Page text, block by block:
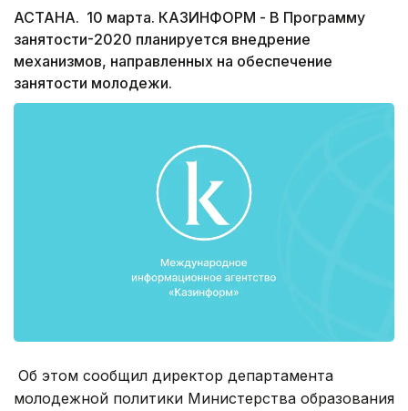
АСТАНА. 10 марта. КАЗИНФОРМ - В Программу
занятости-2020 планируется внедрение
механизмов, направленных на обеспечение
занятости молодежи.
Об этом сообщил директор департамента
молодежной политики Министерства образования